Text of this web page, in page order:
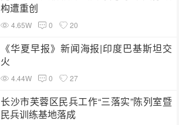
构遭重创
4.65W 0 20
《华夏早报》新闻海报|印度巴基斯坦交
火
4.44W 0 27
长沙市芙蓉区民兵工作“三落实”陈列室暨
民兵训练基地落成